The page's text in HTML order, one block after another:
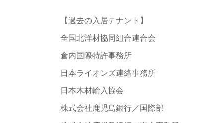
【過去の入居テナント】
全国北洋材協同組合連合会
倉内国際特許事務所
日本ライオンズ連絡事務所
日本木材輸入協会
株式会社鹿児島銀行／国際部